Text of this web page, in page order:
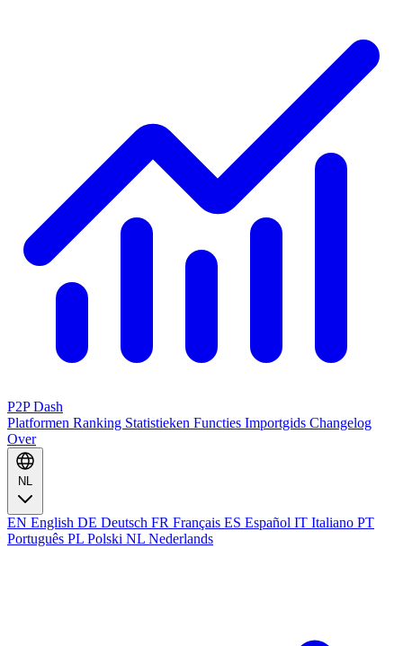
P2P Dash
Platformen Ranking Statistieken Functies Importgids Changelog
Over
NL
EN English DE Deutsch FR Français ES Español IT Italiano PT
Português PL Polski NL Nederlands